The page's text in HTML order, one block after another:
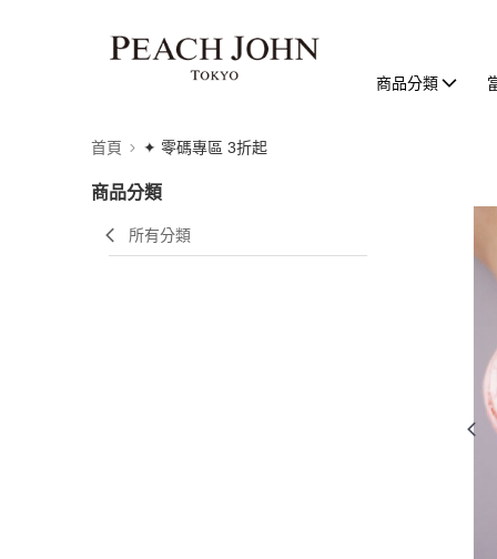
商品分類
首頁 ✦ 零碼專區 3折起
商品分類
所有分類